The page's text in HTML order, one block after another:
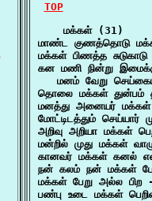
TOP
    மக்கள் (31)
மாண்ட குணத்தொடு
மக்கள் பிணத்த
கன மணி நின்று
மனம் வேறு
தொலை மக்கள் துன்பம்
மனத்து அனையர் மக்கள்
மோட்டிடத்தும்
அறிவு அறியா
மன்றில் முது மக்கள்
கானவர் மக்கள் கனல்
நன் கலம் நன் மக்கள்
மக்கள் பேறு அல்ல பிற
பண்பு உடை மக்கள்